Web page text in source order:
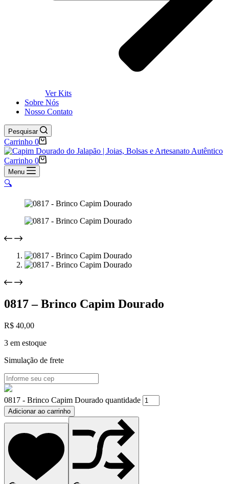
Ver Kits
Sobre Nós
Nosso Contato
Pesquisar
Carrinho 0
Carrinho 0
Menu
🔍
0817 – Brinco Capim Dourado
R$ 40,00
3 em estoque
Simulação de frete
0817 - Brinco Capim Dourado quantidade
Adicionar ao carrinho